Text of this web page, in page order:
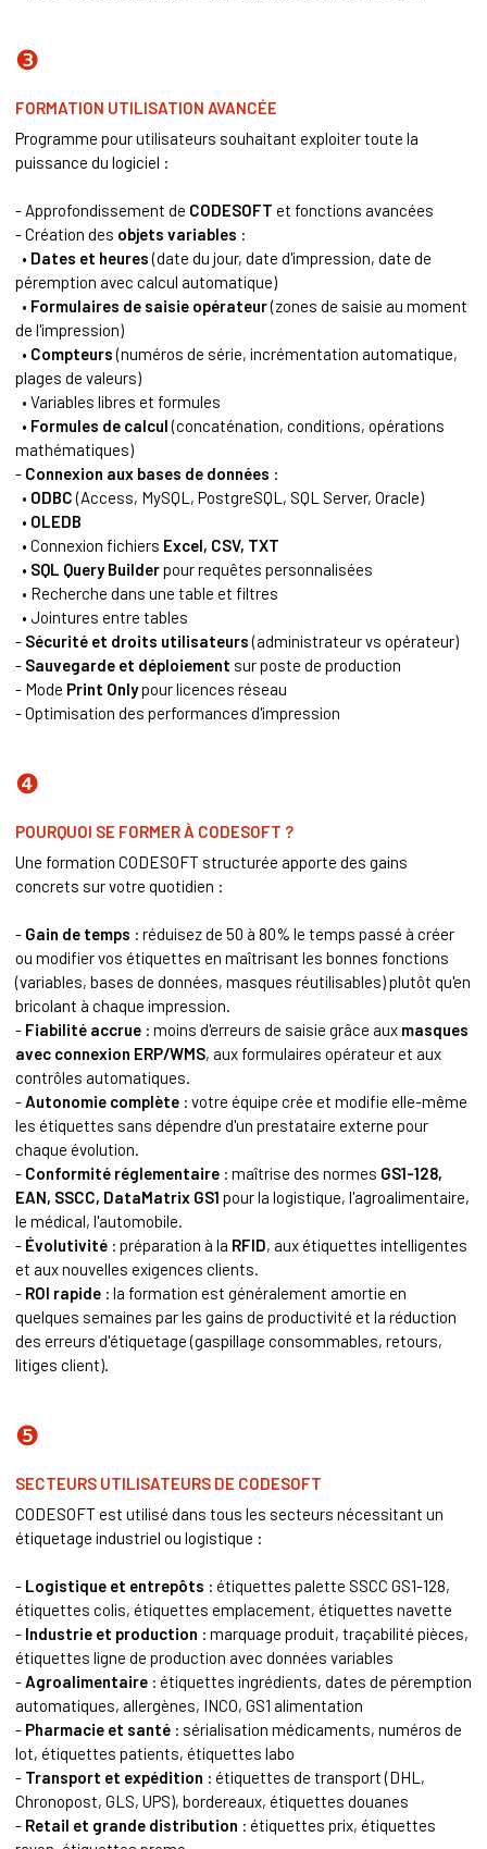
❸
FORMATION UTILISATION AVANCÉE
Programme pour utilisateurs souhaitant exploiter toute la
puissance du logiciel :
- Approfondissement de CODESOFT et fonctions avancées
- Création des objets variables :
• Dates et heures(date du jour, date d'impression, date de
péremption avec calcul automatique)
• Formulaires de saisie opérateur(zones de saisie au moment
de l'impression)
• Compteurs(numéros de série, incrémentation automatique,
plages de valeurs)
• Variables libres et formules
• Formules de calcul(concaténation, conditions, opérations
mathématiques)
- Connexion aux bases de données :
• ODBC(Access, MySQL, PostgreSQL, SQL Server, Oracle)
• OLEDB
• Connexion fichiers Excel, CSV, TXT
• SQL Query Builderpour requêtes personnalisées
• Recherche dans une table et filtres
• Jointures entre tables
- Sécurité et droits utilisateurs(administrateur vs opérateur)
- Sauvegarde et déploiement sur poste de production
- Mode Print Onlypour licences réseau
- Optimisation des performances d'impression
❹
POURQUOI SE FORMER À CODESOFT ?
Une formation CODESOFT structurée apporte des gains
concrets sur votre quotidien :
- Gain de temps : réduisez de 50 à 80% le temps passé à créer
ou modifier vos étiquettes en maîtrisant les bonnes fonctions
(variables, bases de données, masques réutilisables) plutôt qu'en
bricolant à chaque impression.
- Fiabilité accrue : moins d'erreurs de saisie grâce aux masques
avec connexion ERP/WMS, aux formulaires opérateur et aux
contrôles automatiques.
- Autonomie complète : votre équipe crée et modifie elle-même
les étiquettes sans dépendre d'un prestataire externe pour
chaque évolution.
- Conformité réglementaire : maîtrise des normes GS1-128,
EAN, SSCC, DataMatrix GS1 pour la logistique, l'agroalimentaire,
le médical, l'automobile.
- Évolutivité : préparation à la RFID, aux étiquettes intelligentes
et aux nouvelles exigences clients.
- ROI rapide : la formation est généralement amortie en
quelques semaines par les gains de productivité et la réduction
des erreurs d'étiquetage (gaspillage consommables, retours,
litiges client).
❺
SECTEURS UTILISATEURS DE CODESOFT
CODESOFT est utilisé dans tous les secteurs nécessitant un
étiquetage industriel ou logistique :
- Logistique et entrepôts : étiquettes palette SSCC GS1-128,
étiquettes colis, étiquettes emplacement, étiquettes navette
- Industrie et production : marquage produit, traçabilité pièces,
étiquettes ligne de production avec données variables
- Agroalimentaire : étiquettes ingrédients, dates de péremption
automatiques, allergènes, INCO, GS1 alimentation
- Pharmacie et santé : sérialisation médicaments, numéros de
lot, étiquettes patients, étiquettes labo
- Transport et expédition : étiquettes de transport (DHL,
Chronopost, GLS, UPS), bordereaux, étiquettes douanes
- Retail et grande distribution : étiquettes prix, étiquettes